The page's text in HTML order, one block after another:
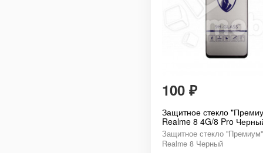
100 ₽
Защитное стекло
Realme 8 4G/8 Pro
Защитное стекло
Realme 8 Черный